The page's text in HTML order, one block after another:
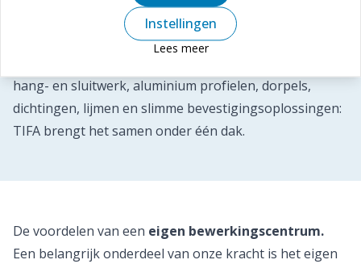
Elk merk is geselecteerd op kwaliteit, betrouwbaarheid
hang- en sluitwerk, aluminium profielen, dorpels,
dichtingen, lijmen en slimme bevestigingsoplossingen:
TIFA brengt het samen onder één dak.
De voordelen van een eigen bewerkingscentrum.
Een belangrijk onderdeel van onze kracht is het eigen
Instellingen
Lees meer